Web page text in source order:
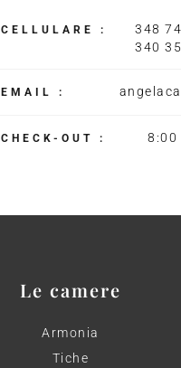
CELLULARE :
348
340
EMAIL :
CHECK-OUT : 8:00
Le camere
Armonia
Tiche